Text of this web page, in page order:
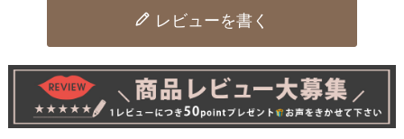
レビューを書く